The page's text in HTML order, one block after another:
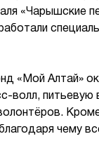
«Чарышские
«Мой Алтай»
волл,
чему